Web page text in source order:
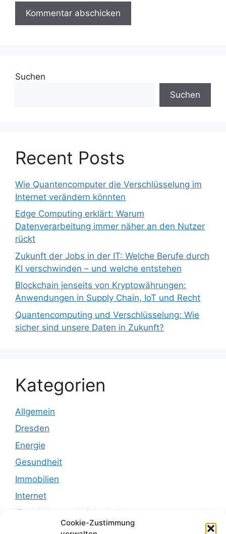
Cookie-Zustimmung
Suchen
Suchen
Recent Posts
Wie Quantencomputer die Verschlüsselung im
Internet verändern könnten
Edge Computing erklärt: Warum
Datenverarbeitung immer näher an den Nutzer
rückt
Zukunft der Jobs in der IT: Welche Berufe durch
KI verschwinden – und welche entstehen
Blockchain jenseits von Kryptowährungen:
Anwendungen in Supply Chain, IoT und Recht
Quantencomputing und Verschlüsselung: Wie
sicher sind unsere Daten in Zukunft?
Kategorien
Allgemein
Dresden
Energie
Gesundheit
Immobilien
Internet
IT und Netzwerksicherheit